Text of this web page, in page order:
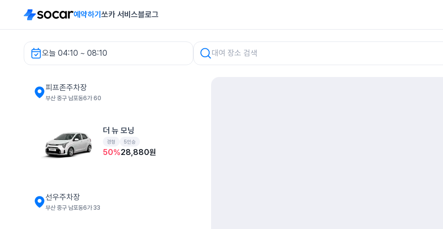
예약하기 쏘카 서비스블로그
오늘 04:10 ~ 08:10
피프존주차장 렌터카
피프존주차장
부산 중구 남포동6가 60
더 뉴 모닝
경형 5인승
50%28,880원
선우주차장
부산 중구 남포동6가 33